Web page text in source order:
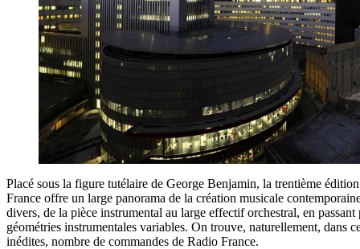
Placé sous la figure tutélaire de George Benjamin, la trentième
France offre un large panorama de la création musicale
divers, de la pièce instrumental au large effectif orchestral, en passant
géométries instrumentales variables. On trouve, naturellement, dans
inédites, nombre de commandes de Radio France.